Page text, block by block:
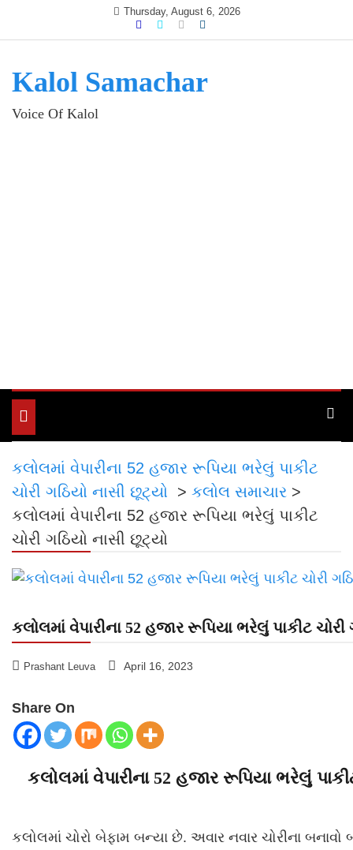
Thursday, August 6, 2026
Kalol Samachar
Voice Of Kalol
Toggle
navigation
કલોલમાં વેપારીના 52 હજાર રૂપિયા ભરેલું પાકીટ
ચોરી ગઠિયો નાસી છૂટ્યો
> કલોલ સમાચાર >
કલોલમાં વેપારીના 52 હજાર રૂપિયા ભરેલું પાકીટ
ચોરી ગઠિયો નાસી છૂટ્યો
કલોલમાં વેપારીના 52 હજાર રૂપિયા ભરેલું પાકીટ
Prashant Leuva April 16, 2023
Share On
કલોલમાં વેપારીના 52 હજાર રૂપિયા ભરેલું
કલોલમાં ચોરો બેફામ બન્યા છે. અવાર નવાર ચોરીના